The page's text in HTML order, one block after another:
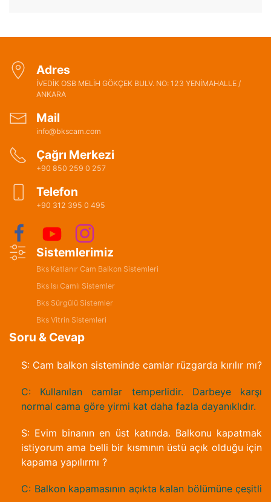
Adres
İVEDİK OSB MELİH GÖKÇEK BULV. NO: 123 YENİMAHALLE /
ANKARA
Mail
info@bkscam.com
Çağrı Merkezi
+90 850 259 0 257
Telefon
+90 312 395 0 495
Sistemlerimiz
Bks Katlanır Cam Balkon Sistemleri
Bks Isı Camlı Sistemler
Bks Sürgülü Sistemler
Bks Vitrin Sistemleri
Soru & Cevap
S: Cam balkon sisteminde camlar rüzgarda kırılır mı?
C: Kullanılan camlar temperlidir. Darbeye karşı
normal cama göre yirmi kat daha fazla dayanıklıdır.
S: Evim binanın en üst katında. Balkonu kapatmak
istiyorum ama belli bir kısmının üstü açık olduğu için
kapama yapılırmı ?
C: Balkon kapamasının açıkta kalan bölümüne çeşitli